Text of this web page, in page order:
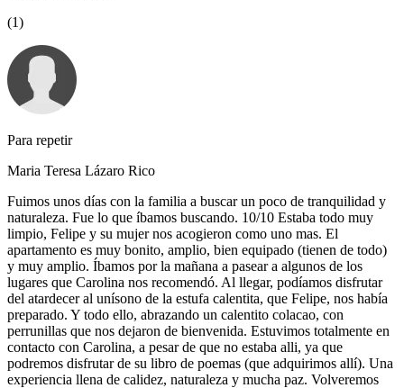
(1)
Para repetir
Maria Teresa Lázaro Rico
Fuimos unos días con la familia a buscar un poco de tranquilidad y
naturaleza. Fue lo que íbamos buscando. 10/10 Estaba todo muy
limpio, Felipe y su mujer nos acogieron como uno mas. El
apartamento es muy bonito, amplio, bien equipado (tienen de todo)
y muy amplio. Íbamos por la mañana a pasear a algunos de los
lugares que Carolina nos recomendó. Al llegar, podíamos disfrutar
del atardecer al unísono de la estufa calentita, que Felipe, nos había
preparado. Y todo ello, abrazando un calentito colacao, con
perrunillas que nos dejaron de bienvenida. Estuvimos totalmente en
contacto con Carolina, a pesar de que no estaba alli, ya que
podremos disfrutar de su libro de poemas (que adquirimos allí). Una
experiencia llena de calidez, naturaleza y mucha paz. Volveremos